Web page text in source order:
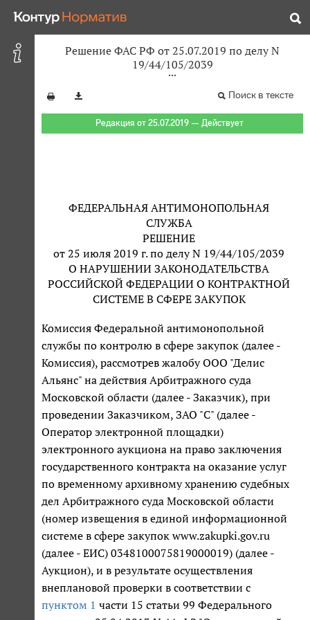
Решение ФАС РФ от 25.07.2019 по делу N
19/44/105/2039
Поиск в тексте
Редакция от 25.07.2019 — Действует
ФЕДЕРАЛЬНАЯ АНТИМОНОПОЛЬНАЯ
СЛУЖБА
РЕШЕНИЕ
от 25 июля 2019 г. по делу N 19/44/105/2039
О НАРУШЕНИИ ЗАКОНОДАТЕЛЬСТВА
РОССИЙСКОЙ ФЕДЕРАЦИИ О КОНТРАКТНОЙ
СИСТЕМЕ В СФЕРЕ ЗАКУПОК
Комиссия Федеральной антимонопольной
службы по контролю в сфере закупок (далее -
Комиссия), рассмотрев жалобу ООО "Делис
Альянс" на действия Арбитражного суда
Московской области (далее - Заказчик), при
проведении Заказчиком, ЗАО "С" (далее -
Оператор электронной площадки)
электронного аукциона на право заключения
государственного контракта на оказание услуг
по временному архивному хранению судебных
дел Арбитражного суда Московской области
(номер извещения в единой информационной
системе в сфере закупок www.zakupki.gov.ru
(далее - ЕИС) 0348100075819000019) (далее -
Аукцион), и в результате осуществления
внеплановой проверки в соответствии с
пунктом 1 части 15 статьи 99 Федерального